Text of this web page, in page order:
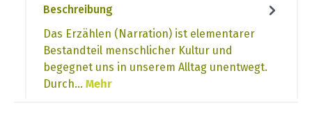
Beschreibung
Das Erzählen (Narration) ist elementarer
Bestandteil menschlicher Kultur und
begegnet uns in unserem Alltag unentwegt.
Durch… Mehr